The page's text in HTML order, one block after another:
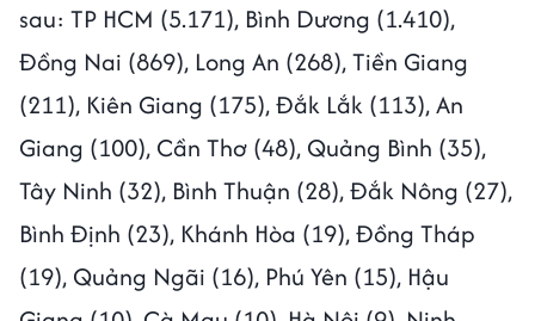
sau: TP HCM (5.171), Bình Dương (1.410),
Đồng Nai (869), Long An (268), Tiền Giang
(211), Kiên Giang (175), Đắk Lắk (113), An
Giang (100), Cần Thơ (48), Quảng Bình (35),
Tây Ninh (32), Bình Thuận (28), Đắk Nông (27),
Bình Định (23), Khánh Hòa (19), Đồng Tháp
(19), Quảng Ngãi (16), Phú Yên (15), Hậu